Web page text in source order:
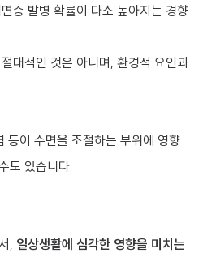
증 발병 확률이 다소 높아지는 경향
대적인 것은 아니며, 환경적 요인과
등이 수면을 조절하는 부위에 영향
도 있습니다.
, 일상생활에 심각한 영향을 미치는